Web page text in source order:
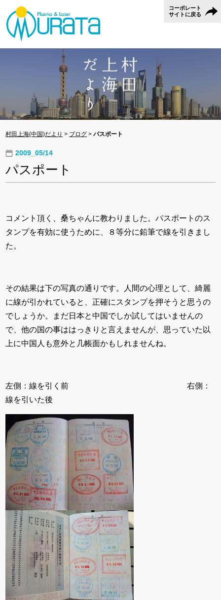
コーポレート
サイトに戻る
村田上海(中国)だより > ブログ >パスポート
2009_05/14
パスポート
コメント頂く、桑ちゃんに教わりました。パスポートのス
タンプを有効に使うために、８等分に鉛筆で線を引きまし
た。
その結果は下の写真の通りです。人間の心理として、綺麗
に線が引かれていると、正確にスタンプを押そうと思うの
でしょうか。まだ日本と中国でしか試してはいませんの
で、他の国の事ははっきりと言えませんが、思っていた以
上に中国人も意外と几帳面かもしれませんね。
左側：線を引く前 右側：
線を引いた後